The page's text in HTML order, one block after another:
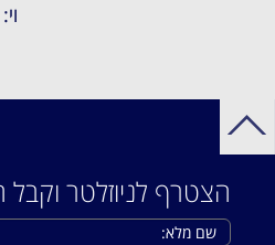
וי: 8:00 -
הצטרף לניוזלטר